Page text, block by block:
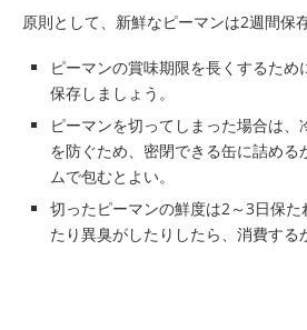
原則として、新鮮なピーマンは2週間保
ピーマンの賞味期限を長くするた
保存しましょう。
ピーマンを切ってしまった場合は、
を防ぐため、密閉できる缶に詰め
ムで包むとよい。
切ったピーマンの鮮度は2～3日保
たり異臭がしたりしたら、消費する